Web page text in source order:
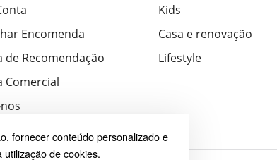
fornecer conteúdo personalizado e
de cookies.
Encomenda
de Recomendação
Comercial
Kids
Casa e renovação
Lifestyle